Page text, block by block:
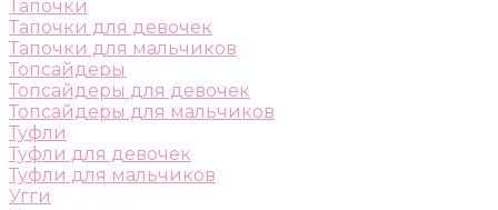
Тапочки
Тапочки для девочек
Тапочки для мальчиков
Топсайдеры
Топсайдеры для девочек
Топсайдеры для мальчиков
Туфли
Туфли для девочек
Туфли для мальчиков
Угги